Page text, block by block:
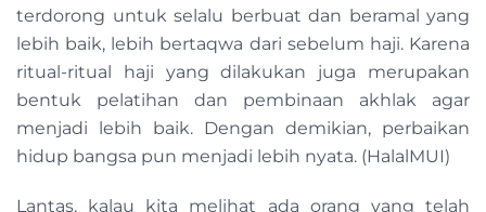
terdorong untuk selalu berbuat dan beramal yang
lebih baik, lebih bertaqwa dari sebelum haji. Karena
ritual-ritual haji yang dilakukan juga merupakan
bentuk pelatihan dan pembinaan akhlak agar
menjadi lebih baik. Dengan demikian, perbaikan
hidup bangsa pun menjadi lebih nyata. (HalalMUI)
Lantas, kalau kita melihat ada orang yang telah